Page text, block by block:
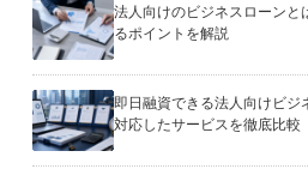
法人向けのビジネスローン
るポイントを解説
即日融資できる法人向けビジ
対応したサービスを徹底比較